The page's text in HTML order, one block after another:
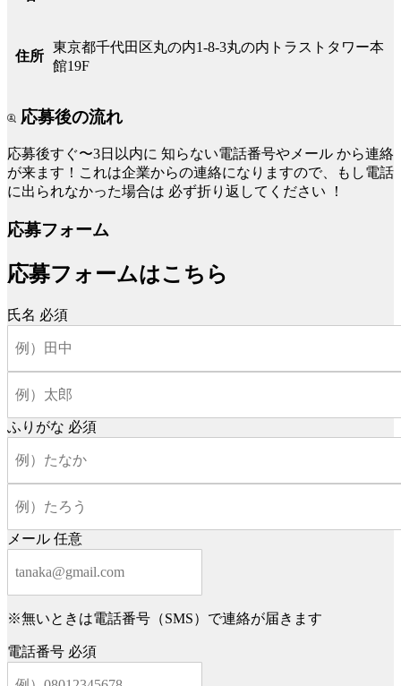
住所
東京都千代田区丸の内1-8-3丸の内トラストタワー本
館19F
応募後の流れ
応募後すぐ〜3日以内に 知らない電話番号やメール から連絡
が来ます！これは企業からの連絡になりますので、もし電話
に出られなかった場合は 必ず折り返してください ！
応募フォーム
応募フォームはこちら
氏名 必須
ふりがな 必須
メール 任意
※無いときは電話番号（SMS）で連絡が届きます
電話番号 必須